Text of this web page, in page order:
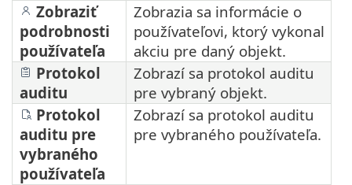
Zobraziť
podrobnosti
používateľa
Zobrazia sa informácie o
používateľovi, ktorý vykonal
akciu pre daný objekt.
Protokol
auditu
Zobrazí sa protokol auditu
pre vybraný objekt.
Protokol
auditu pre
vybraného
používateľa
Zobrazí sa protokol auditu
pre vybraného používateľa.